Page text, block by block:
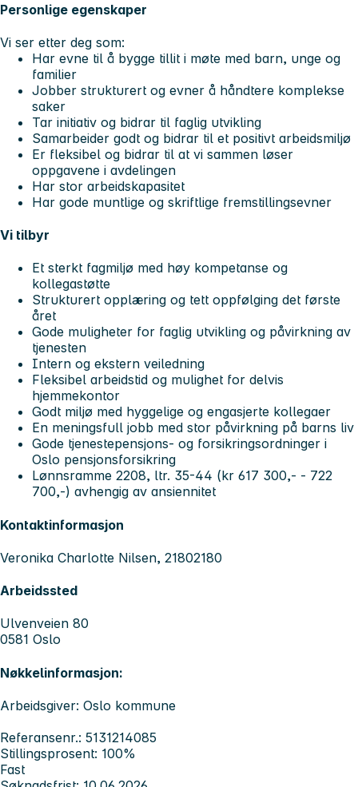
Personlige egenskaper
Vi ser etter deg som:
Har evne til å bygge tillit i møte med barn, unge og
familier
Jobber strukturert og evner å håndtere komplekse
saker
Tar initiativ og bidrar til faglig utvikling
Samarbeider godt og bidrar til et positivt arbeidsmiljø
Er fleksibel og bidrar til at vi sammen løser
oppgavene i avdelingen
Har stor arbeidskapasitet
Har gode muntlige og skriftlige fremstillingsevner
Vi tilbyr
Et sterkt fagmiljø med høy kompetanse og
kollegastøtte
Strukturert opplæring og tett oppfølging det første
året
Gode muligheter for faglig utvikling og påvirkning av
tjenesten
Intern og ekstern veiledning
Fleksibel arbeidstid og mulighet for delvis
hjemmekontor
Godt miljø med hyggelige og engasjerte kollegaer
En meningsfull jobb med stor påvirkning på barns liv
Gode tjenestepensjons- og forsikringsordninger i
Oslo pensjonsforsikring
Lønnsramme 2208, ltr. 35-44 (kr 617 300,- - 722
700,-) avhengig av ansiennitet
Kontaktinformasjon
Veronika Charlotte Nilsen, 21802180
Arbeidssted
Ulvenveien 80
0581 Oslo
Nøkkelinformasjon:
Arbeidsgiver: Oslo kommune
Referansenr.: 5131214085
Stillingsprosent: 100%
Fast